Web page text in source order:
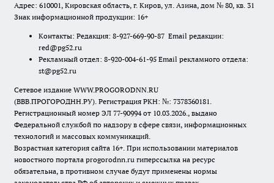
Адрес: 610001, Кировская область, г. Киров, ул. Азина, дом № 80, кв. 31
Знак информационной продукции: 16+
Контакты: Редакция: 8-927-669-90-87 Email редакции:
red@pg52.ru
Рекламный отдел: 8-920-004-61-95 Email рекламного отдела:
st@pg52.ru
Сетевое издание WWW.PROGORODNN.RU
(ВВВ.ПРОГОРОДНН.РУ). Регистрация РКН: №: 7378360181.
Регистрационный номер ЭЛ 77-90994 от 10.03.2026., выдано
Федеральной службой по надзору в сфере связи, информационных
технологий и массовых коммуникаций.
Возрастная категория сайта 16+. При использовании материалов
новостного портала progorodnn.ru гиперссылка на ресурс
обязательна, в противном случае будут применены нормы